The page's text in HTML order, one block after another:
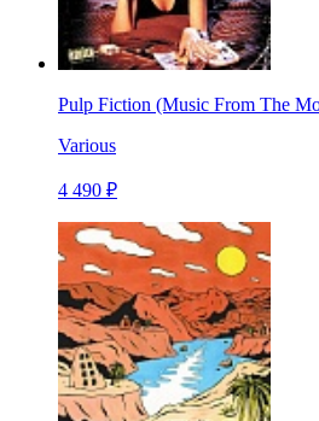
Pulp Fiction (Music From The
Various
4 490 ₽